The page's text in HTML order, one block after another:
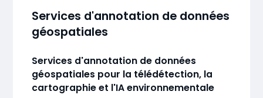
Services d'annotation de données
géospatiales
Services d'annotation de données
géospatiales pour la télédétection, la
cartographie et l'IA environnementale